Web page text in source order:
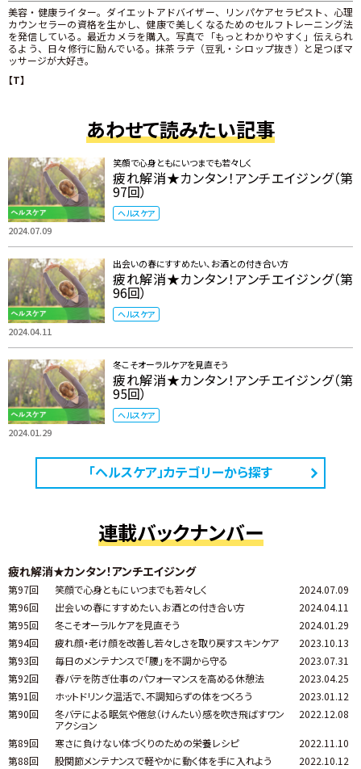
美容・健康ライター。ダイエットアドバイザー、リンパケアセラピスト、心理
カウンセラーの資格を生かし、健康で美しくなるためのセルフトレーニング法
を発信している。最近カメラを購入。写真で「もっとわかりやすく」伝えられ
るよう、日々修行に励んでいる。抹茶ラテ（豆乳・シロップ抜き）と足つぼマ
ッサージが大好き。
【T】
あわせて読みたい記事
2024.07.09
笑顔で心身ともにいつまでも若々しく
疲れ解消★カンタン！アンチエイジング（第
97回）
ヘルスケア
2024.04.11
出会いの春にすすめたい、お酒との付き合い方
疲れ解消★カンタン！アンチエイジング（第
96回）
ヘルスケア
2024.01.29
冬こそオーラルケアを見直そう
疲れ解消★カンタン！アンチエイジング（第
95回）
ヘルスケア
「ヘルスケア」カテゴリーから探す
連載バックナンバー
疲れ解消★カンタン！アンチエイジング
第97回 笑顔で心身ともにいつまでも若々しく
2024.07.09
第96回
出会いの春にすすめたい、お酒との付き合い方
2024.04.11
第95回
冬こそオーラルケアを見直そう
2024.01.29
第94回
疲れ顔・老け顔を改善し若々しさを取り戻すスキンケア
2023.10.13
第93回
毎日のメンテナンスで「腰」を不調から守る
2023.07.31
第92回
春バテを防ぎ仕事のパフォーマンスを高める休憩法
2023.04.25
第91回
ホットドリンク温活で、不調知らずの体をつくろう
2023.01.12
第90回
冬バテによる眠気や倦怠（けんたい）感を吹き飛ばすワン
アクション
2022.12.08
第89回 寒さに負けない体づくりのための栄養レシピ
2022.11.10
第88回
股関節メンテナンスで軽やかに動く体を手に入れよう
2022.10.12